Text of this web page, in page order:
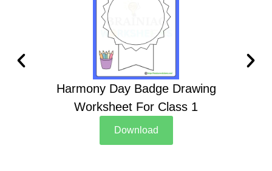
Harmony Day Badge Drawing
Worksheet For Class 1
Download